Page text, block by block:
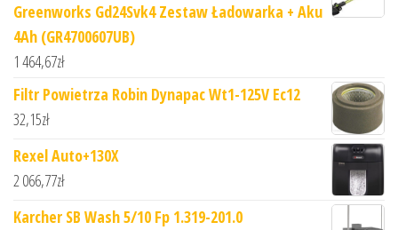
Greenworks Gd24Svk4 Zestaw Ładowarka + Aku
4Ah (GR4700607UB)
1 464,67zł
Filtr Powietrza Robin Dynapac Wt1-125V Ec12
32,15zł
Rexel Auto+130X
2 066,77zł
Karcher SB Wash 5/10 Fp 1.319-201.0